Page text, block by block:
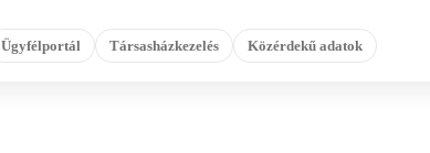
Ügyfélportál Társasházkezelés Közérdekű adatok